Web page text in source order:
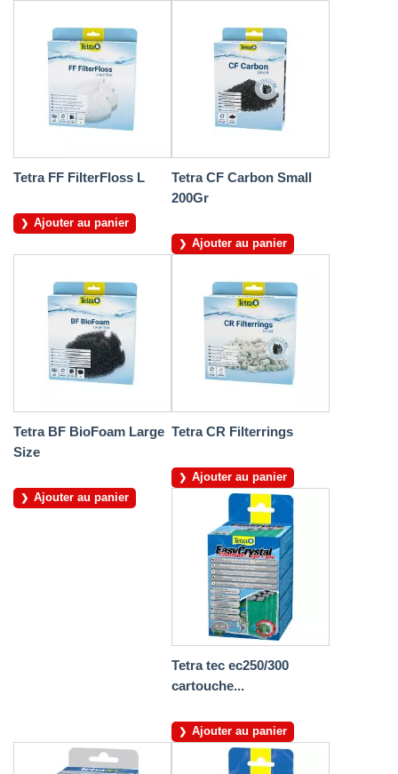
Tetra FF FilterFloss L
Ajouter au panier
Tetra CF Carbon Small
200Gr
Ajouter au panier
Tetra BF BioFoam Large
Size
Ajouter au panier
Tetra CR Filterrings
Ajouter au panier
Tetra tec ec250/300
cartouche...
Ajouter au panier